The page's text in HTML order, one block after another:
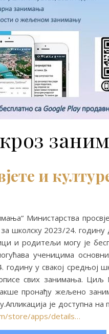
и
Министарства
школску 2023/24. годину
и родитељи могу је
ученицима
у свакој средњој
свих занимања. Циљ
пронађу жељено
је доступна на
store/apps/details…